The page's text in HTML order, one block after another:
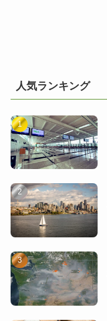
人気ランキング